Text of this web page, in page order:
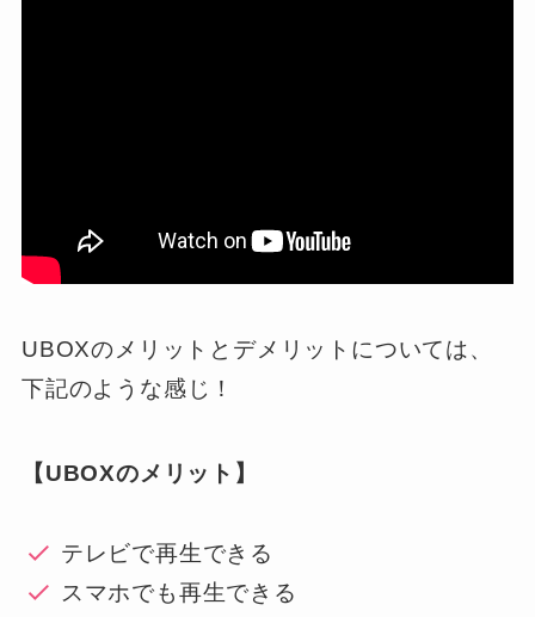
UBOXのメリットとデメリットについては、
下記のような感じ！
【UBOXのメリット】
テレビで再生できる
スマホでも再生できる